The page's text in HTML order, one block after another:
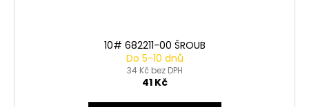
10# 682211-00 ŠROUB
Do 5-10 dnů
34 Kč bez DPH
41 Kč